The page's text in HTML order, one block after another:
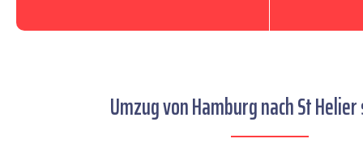
Umzug von Hamburg nach St